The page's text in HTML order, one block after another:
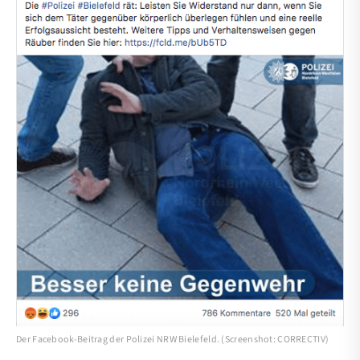
Der Facebook-Beitrag der Polizei NRW Bielefeld. (Screenshot: CORRECTIV)